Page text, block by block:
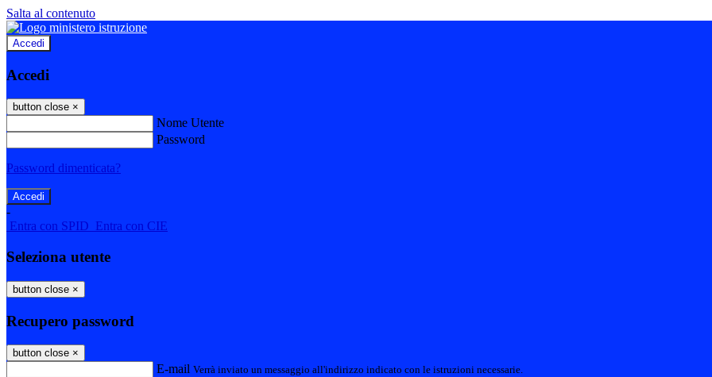
Salta al contenuto
Accedi
Accedi
button close ×
Nome Utente
Password
Password dimenticata?
-
Entra con SPID Entra con CIE
Seleziona utente
button close ×
Recupero password
button close ×
E-mail Verrà inviato un messaggio all'indirizzo indicato con le istruzioni necessarie.